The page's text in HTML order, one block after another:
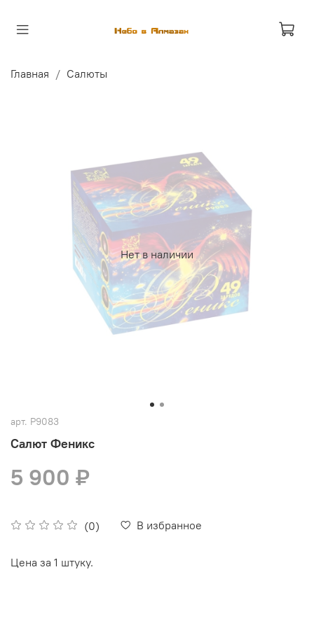
Главная Салюты
Нет в наличии
арт. Р9083
Салют Феникс
(0) В избранное
5 900 ₽
Цена за 1 штуку.